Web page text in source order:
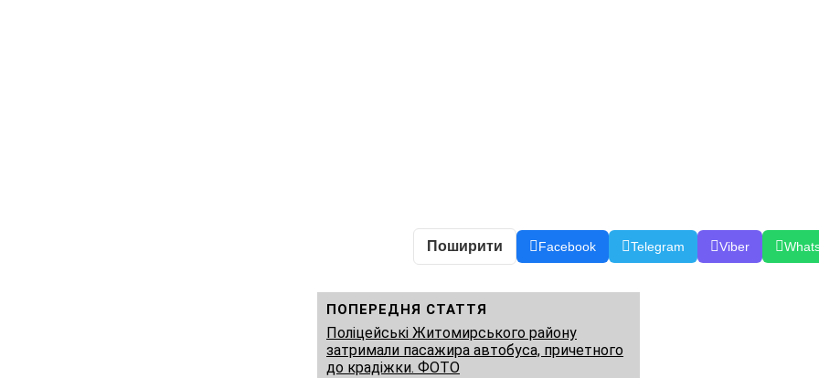
Поширити Facebook Telegram Viber
ПОПЕРЕДНЯ СТАТТЯ
Поліцейські Житомирського району
затримали пасажира автобуса, причетного
до крадіжки. ФОТО